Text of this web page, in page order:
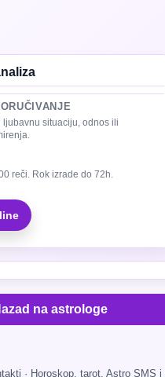
ljubavnu situaciju, odnos ili
reči. Rok izrade do 72h.
na astrologe
· Horoskop, tarot, Astro SMS i